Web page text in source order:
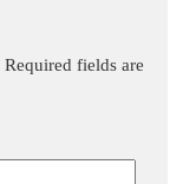
Required fields are